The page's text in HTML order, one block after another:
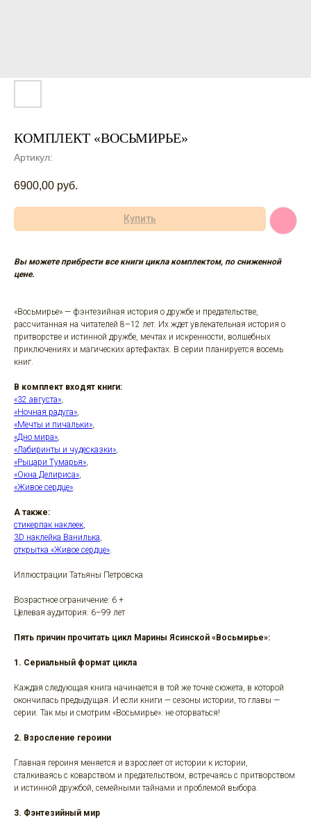
КОМПЛЕКТ «ВОСЬМИРЬЕ»
Артикул:
6900,00 руб.
Купить
Вы можете прибрести все книги цикла комплектом, по сниженной
цене.
«Восьмирье» — фэнтезийная история о дружбе и предательстве,
рассчитанная на читателей 8–12 лет. Их ждет увлекательная история о
притворстве и истинной дружбе, мечтах и искренности, волшебных
приключениях и магических артефактах. В серии планируется восемь
книг.
В комплект входят книги:
«32 августа»,
«Ночная радуга»,
«Мечты и пичальки»,
«Дно мира»,
«Лабиринты и чудесказки»,
«Рыцари Тумарья»,
«Окна Делириса»,
«Живое сердце».
А также:
стикерпак наклеек,
3D наклейка Ванилька,
открытка «Живое сердце».
Иллюстрации Татьяны Петровска
Возрастное ограничение: 6 +
Целевая аудитория: 6–99 лет
Пять причин прочитать цикл Марины Ясинской «Восьмирье»:
1. Сериальный формат цикла
Каждая следующая книга начинается в той же точке сюжета, в которой
окончилась предыдущая. И если книги — сезоны истории, то главы —
серии. Так мы и смотрим «Восьмирье»: не оторваться!
2. Взросление героини
Главная героиня меняется и взрослеет от истории к истории,
сталкиваясь с коварством и предательством, встречаясь с притворством
и истинной дружбой, семейными тайнами и проблемой выбора.
3. Фэнтезийный мир